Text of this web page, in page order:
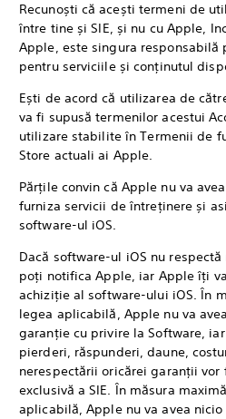
Recunoști că acești termeni de
între tine și SIE, și nu cu Apple,
Apple, este singura responsabilă
pentru serviciile și conținutul
Ești de acord că utilizarea de
va fi supusă termenilor acestui
utilizare stabilite în Termenii de
Store actuali ai Apple.
Părțile convin că Apple nu va
furniza servicii de întreținere și
software-ul iOS.
Dacă software-ul iOS nu
poți notifica Apple, iar Apple îți
achiziție al software-ului iOS. În
legea aplicabilă, Apple nu va
garanție cu privire la Software,
pierderi, răspunderi, daune,
nerespectării oricărei garanții
exclusivă a SIE. În măsura
aplicabilă, Apple nu va avea